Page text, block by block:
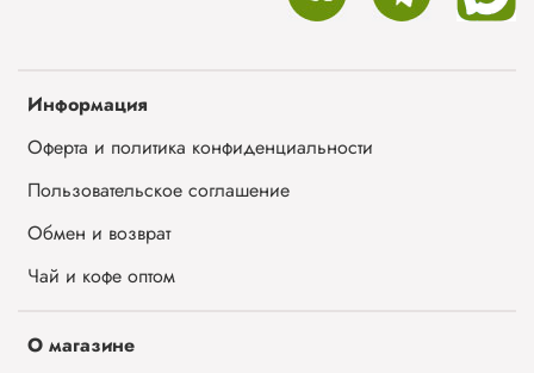
Информация
Оферта и политика конфиденциальности
Пользовательское соглашение
Обмен и возврат
Чай и кофе оптом
О магазине